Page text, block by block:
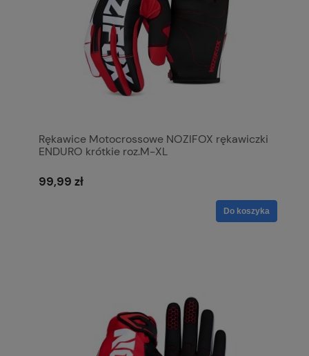
Rękawice Motocrossowe NOZIFOX rękawiczki
ENDURO krótkie roz.M-XL
99,99 zł
Do koszyka